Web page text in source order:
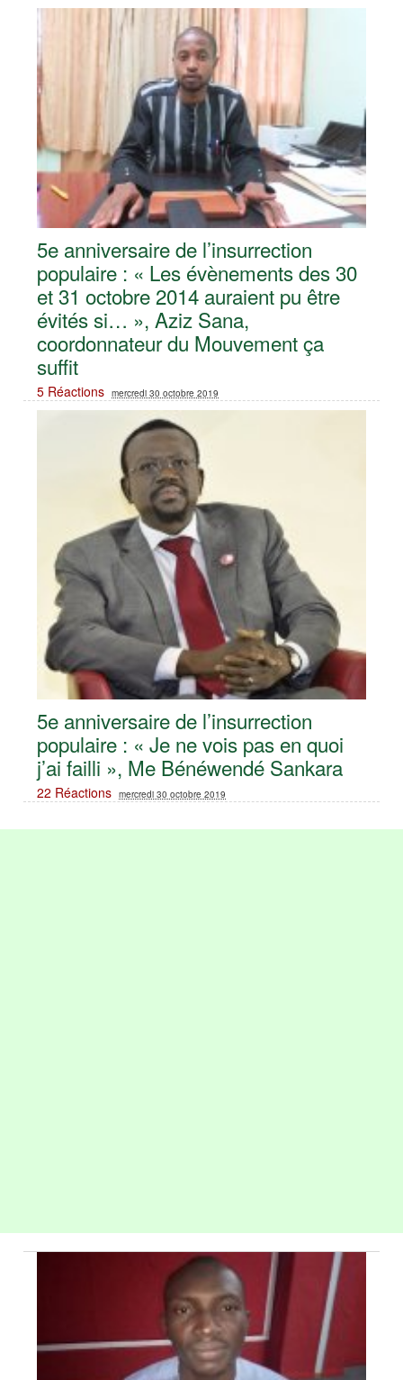
5e anniversaire de l’insurrection
populaire : « Les évènements des 30
et 31 octobre 2014 auraient pu être
évités si… », Aziz Sana,
coordonnateur du Mouvement ça
suffit
5 Réactions mercredi 30 octobre 2019
5e anniversaire de l’insurrection
populaire : « Je ne vois pas en quoi
j’ai failli », Me Bénéwendé Sankara
22 Réactions mercredi 30 octobre 2019